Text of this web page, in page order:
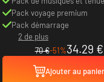
classiques
Pack voyage premium
Pack démarrage
2 de plus
70 €-51%34.29 €
Ajouter au panier